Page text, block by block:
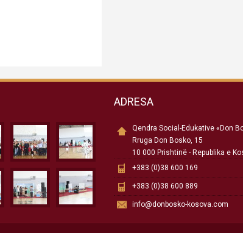
ADRESA
Qendra Social-Edukative «Don
Rruga Don Bosko, 15
10 000 Prishtinë - Republika e
+383 (0)38 600 169
+383 (0)38 600 889
info@donbosko-kosova.com